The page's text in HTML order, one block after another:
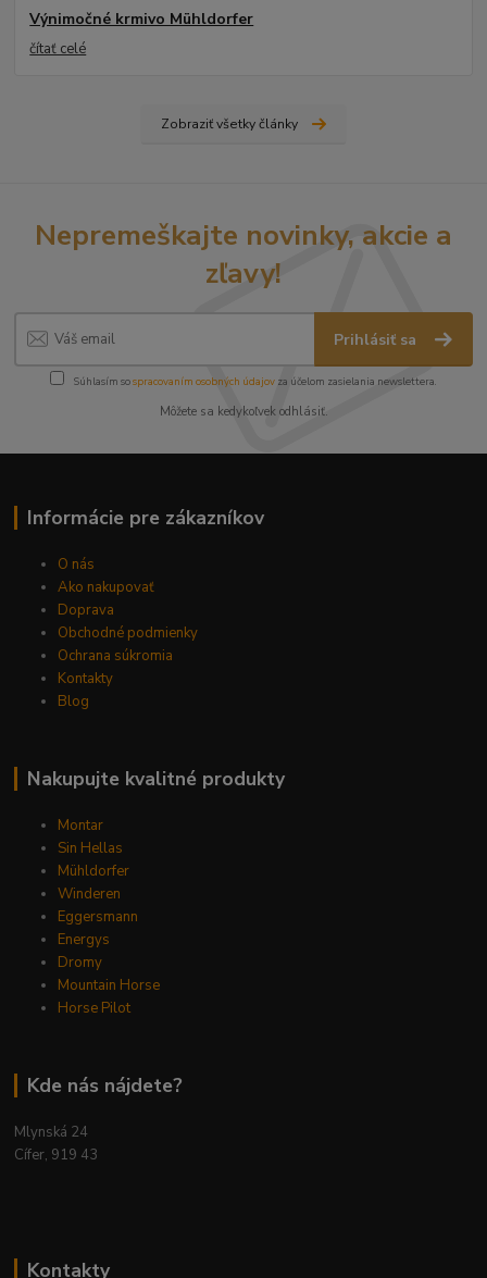
Výnimočné krmivo Mühldorfer
čítať celé
Zobraziť všetky články
Nepremeškajte novinky, akcie a
zľavy!
Prihlásiť sa
Súhlasím sospracovaním osobných údajov za účelom zasielania newslettera.
Môžete sa kedykoľvek odhlásiť.
Informácie pre zákazníkov
O nás
Ako nakupovať
Doprava
Obchodné podmienky
Ochrana súkromia
Kontakty
Blog
Nakupujte kvalitné produkty
Montar
Sin Hellas
Mühldorfer
Winderen
Eggersmann
Energys
Dromy
Mountain Horse
Horse Pilot
Kde nás nájdete?
Mlynská 24
Cífer, 919 43
Kontakty